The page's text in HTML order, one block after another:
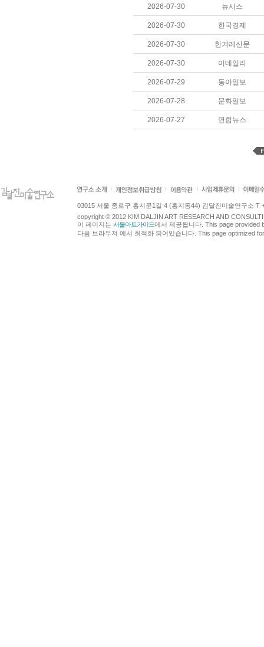
2026-07-30 뉴시스
2026-07-30 한국경제
2026-07-30 한겨레신문
2026-07-30 이데일리
2026-07-29 동아일보
2026-07-28 문화일보
2026-07-27 연합뉴스
03015 서울 종로구 홍지문1길 4 (홍지동44) 김달진미술연구소 T
copyright © 2012 KIM DALJIN ART RESEARCH AND
이 페이지는 서울아트가이드에서 제공됩니다. This page provided
다음 브라우져 에서 최적화 되어있습니다. This page optimized